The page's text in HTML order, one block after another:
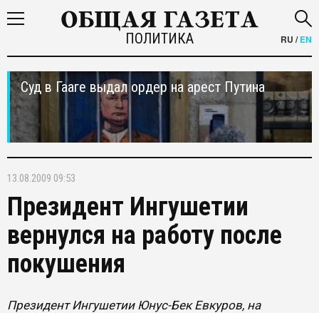
ПОЛИТИКА RU /EN
Суд в Гааге выдал ордер на арест Путина
13.08.2009 09:53
Президент Ингушетии
вернулся на работу после
покушения
Президент Ингушетии Юнус-Бек Евкуров, на